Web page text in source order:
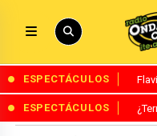
ESPECTÁCULOS
ESPECTÁCULOS